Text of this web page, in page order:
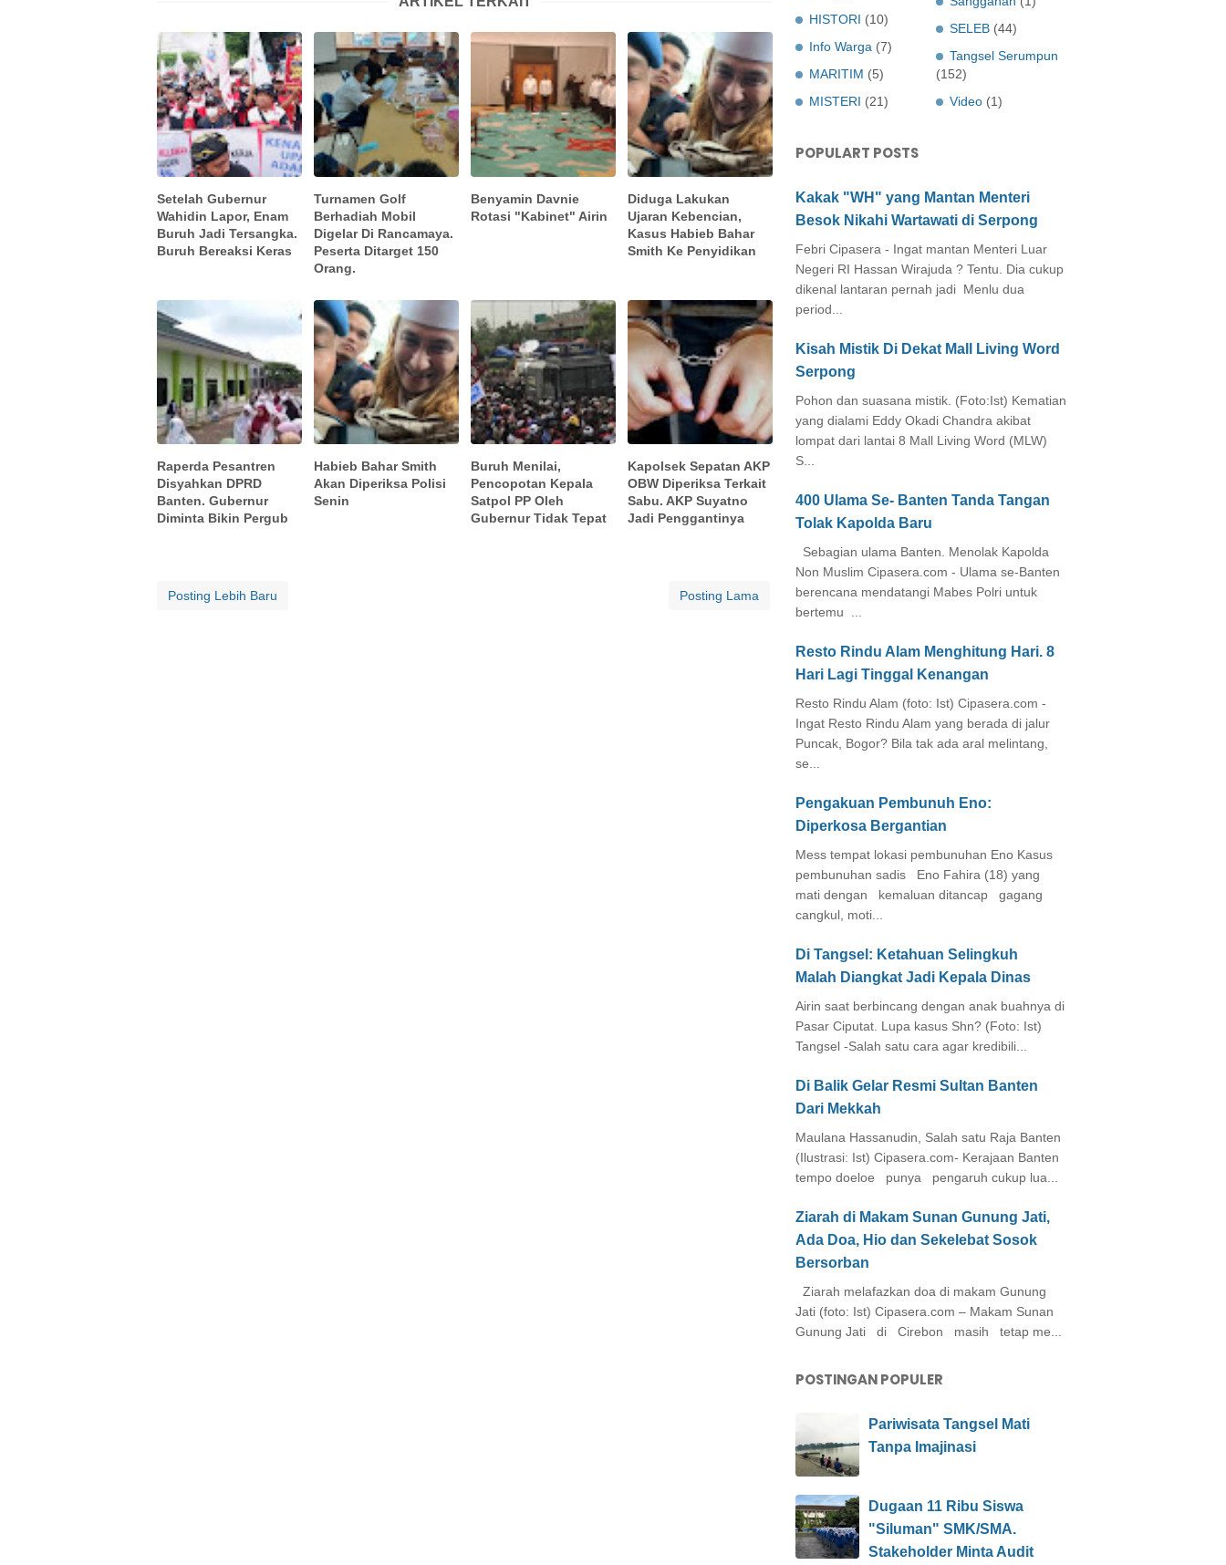
Setelah Gubernur
Wahidin Lapor, Enam
Buruh Jadi Tersangka.
Buruh Bereaksi Keras
Turnamen Golf
Berhadiah Mobil
Digelar Di Rancamaya.
Peserta Ditarget 150
Orang.
Benyamin Davnie
Rotasi "Kabinet" Airin
Diduga Lakukan
Ujaran Kebencian,
Kasus Habieb Bahar
Smith Ke Penyidikan
Raperda Pesantren
Disyahkan DPRD
Banten. Gubernur
Diminta Bikin Pergub
Habieb Bahar Smith
Akan Diperiksa Polisi
Senin
Buruh Menilai,
Pencopotan Kepala
Satpol PP Oleh
Gubernur Tidak Tepat
Kapolsek Sepatan AKP
OBW Diperiksa Terkait
Sabu. AKP Suyatno
Jadi Penggantinya
Posting Lebih Baru Posting Lama
HISTORI (10)
Info Warga (7)
MARITIM (5)
MISTERI (21)
SELEB (44)
Tangsel Serumpun
(152)
Video (1)
POPULART POSTS
Kakak "WH" yang Mantan Menteri
Besok Nikahi Wartawati di Serpong
Febri Cipasera - Ingat mantan Menteri Luar
Negeri RI Hassan Wirajuda ? Tentu. Dia cukup
dikenal lantaran pernah jadi Menlu dua
period...
Kisah Mistik Di Dekat Mall Living Word
Serpong
Pohon dan suasana mistik. (Foto:Ist) Kematian
yang dialami Eddy Okadi Chandra akibat
lompat dari lantai 8 Mall Living Word (MLW)
S...
400 Ulama Se- Banten Tanda Tangan
Tolak Kapolda Baru
Sebagian ulama Banten. Menolak Kapolda
Non Muslim Cipasera.com - Ulama se-Banten
berencana mendatangi Mabes Polri untuk
bertemu ...
Resto Rindu Alam Menghitung Hari. 8
Hari Lagi Tinggal Kenangan
Resto Rindu Alam (foto: Ist) Cipasera.com -
Ingat Resto Rindu Alam yang berada di jalur
Puncak, Bogor? Bila tak ada aral melintang,
se...
Pengakuan Pembunuh Eno:
Diperkosa Bergantian
Mess tempat lokasi pembunuhan Eno Kasus
pembunuhan sadis Eno Fahira (18) yang
mati dengan kemaluan ditancap gagang
cangkul, moti...
Di Tangsel: Ketahuan Selingkuh
Malah Diangkat Jadi Kepala Dinas
Airin saat berbincang dengan anak buahnya di
Pasar Ciputat. Lupa kasus Shn? (Foto: Ist)
Tangsel -Salah satu cara agar kredibili...
Di Balik Gelar Resmi Sultan Banten
Dari Mekkah
Maulana Hassanudin, Salah satu Raja Banten
(Ilustrasi: Ist) Cipasera.com- Kerajaan Banten
tempo doeloe punya pengaruh cukup lua...
Ziarah di Makam Sunan Gunung Jati,
Ada Doa, Hio dan Sekelebat Sosok
Bersorban
Ziarah melafazkan doa di makam Gunung
Jati (foto: Ist) Cipasera.com – Makam Sunan
Gunung Jati di Cirebon masih tetap me...
POSTINGAN POPULER
Pariwisata Tangsel Mati
Tanpa Imajinasi
Dugaan 11 Ribu Siswa
"Siluman" SMK/SMA.
Stakeholder Minta Audit